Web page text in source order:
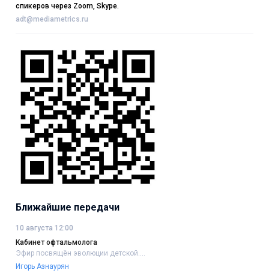
спикеров через Zoom, Skype.
adt@mediametrics.ru
Ближайшие передачи
10 августа 12:00
Кабинет офтальмолога
Эфир посвящён эволюции детской....
Игорь Азнаурян